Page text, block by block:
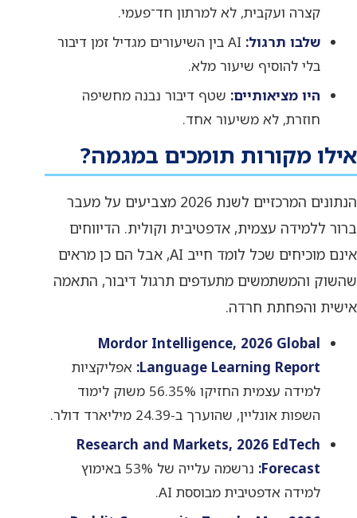
קצרה ועקבית, לא למרתון חד־פעמי.
שלבו תרגול:
AI בין השיעורים מגדיל זמן דיבור
בלי להוסיף שיעור מלא.
היו מציאותיים: שטף דיבור נבנה מחשיפה
חוזרת, לא משיעור אחד.
אילו מקורות תומכים במגמה?
הנתונים המרכזיים לשנת 2026 מצביעים על מעבר
ברור ללמידה עצמית, אדפטיבית וקולית. הדיווחים
אינם מוכיחים שכל לומד חייב AI, אבל הם כן מראים
שהשוק והמשתמשים מתעדפים תרגול דיבור, התאמה
אישית והפחתת חרדה.
Mordor Intelligence, 2026 Global
Language Learning Report: אפליקציות
למידה עצמית החזיקו 56.35% משוק לימוד
השפות אונליין, שהוערך ב-24.39 מיליארד דולר.
Research and Markets, 2026 EdTech
Forecast:
נרשמה עלייה של 53% באימוץ
למידה אדפטיבית מבוססת AI.